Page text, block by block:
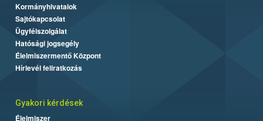
Kormányhivatalok
Sajtókapcsolat
Ügyfélszolgálat
Hatósági jogsegély
Élelmiszermentő Központ
Hírlevél feliratkozás
Gyakori kérdések
Élelmiszer